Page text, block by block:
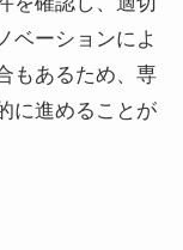
ベーションによ
もあるため、専
に進めることが